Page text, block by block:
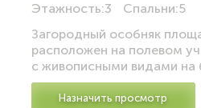
Этажность:3 Спальни:5
Загородный особняк
расположен на полевом
с живописными видами на
Назначить просмотр